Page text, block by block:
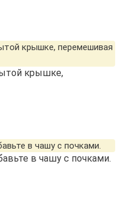
крышке,
в чашу с почками.